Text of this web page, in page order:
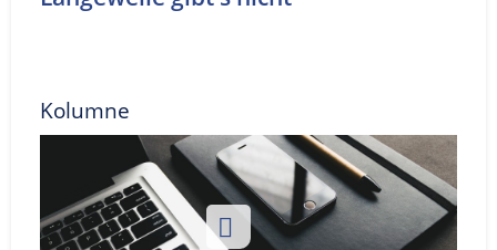
Kolumne